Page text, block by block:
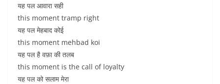
यह पल आवारा सही
this moment tramp right
यह पल मेहबाद कोई
this moment mehbad koi
यह पल है वफ़ा की तलब
this moment is the call of loyalty
यह पल को सलाम मेरा